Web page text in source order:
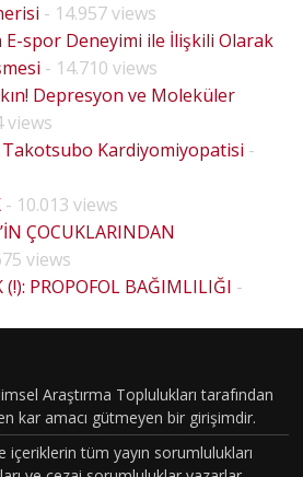
- 14.957 views
E-spor Deneyimi ile İlişkili Olarak
- 14.710 views
Depresyon ve Moleküler
views
Takotsubo Kardiyomiyopatisi -
- 10.013 views
ÇOCUKLARINDAN
views
(!): PROPOFOL BAĞIMLILIĞI -
Araştırma Toplulukları tarafından
kar amacı gütmeyen bir girişimdir.
içeriklerin tüm yayın sorumlulukları
BİYOLO
TOPLU
MSAL